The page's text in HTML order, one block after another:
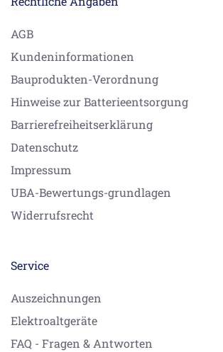
AGB
Kundeninformationen
Bauprodukten-Verordnung
Hinweise zur Batterieentsorgung
Barrierefreiheitserklärung
Datenschutz
Impressum
UBA-Bewertungs-grundlagen
Widerrufsrecht
Service
Auszeichnungen
Elektroaltgeräte
FAQ - Fragen & Antworten